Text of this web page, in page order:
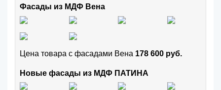
Фасады из МДФ Вена
Цена товара с фасадами Вена 178 600 руб.
Новые фасады из МДФ ПАТИНА